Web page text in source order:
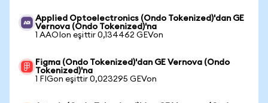
Applied Optoelectronics (Ondo Tokenized)'dan GE
Vernova (Ondo Tokenized)'na
1 AAOIon eşittir 0,134462 GEVon
Figma (Ondo Tokenized)'dan GE Vernova (Ondo
Tokenized)'na
1 FIGon eşittir 0,023295 GEVon